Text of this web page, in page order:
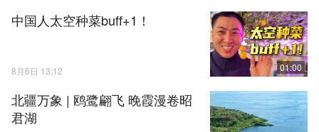
中国人太空种菜buff+1！
8月6日 13:12 01:00
北疆万象 | 鸥鹭翩飞 晚霞漫卷昭
君湖